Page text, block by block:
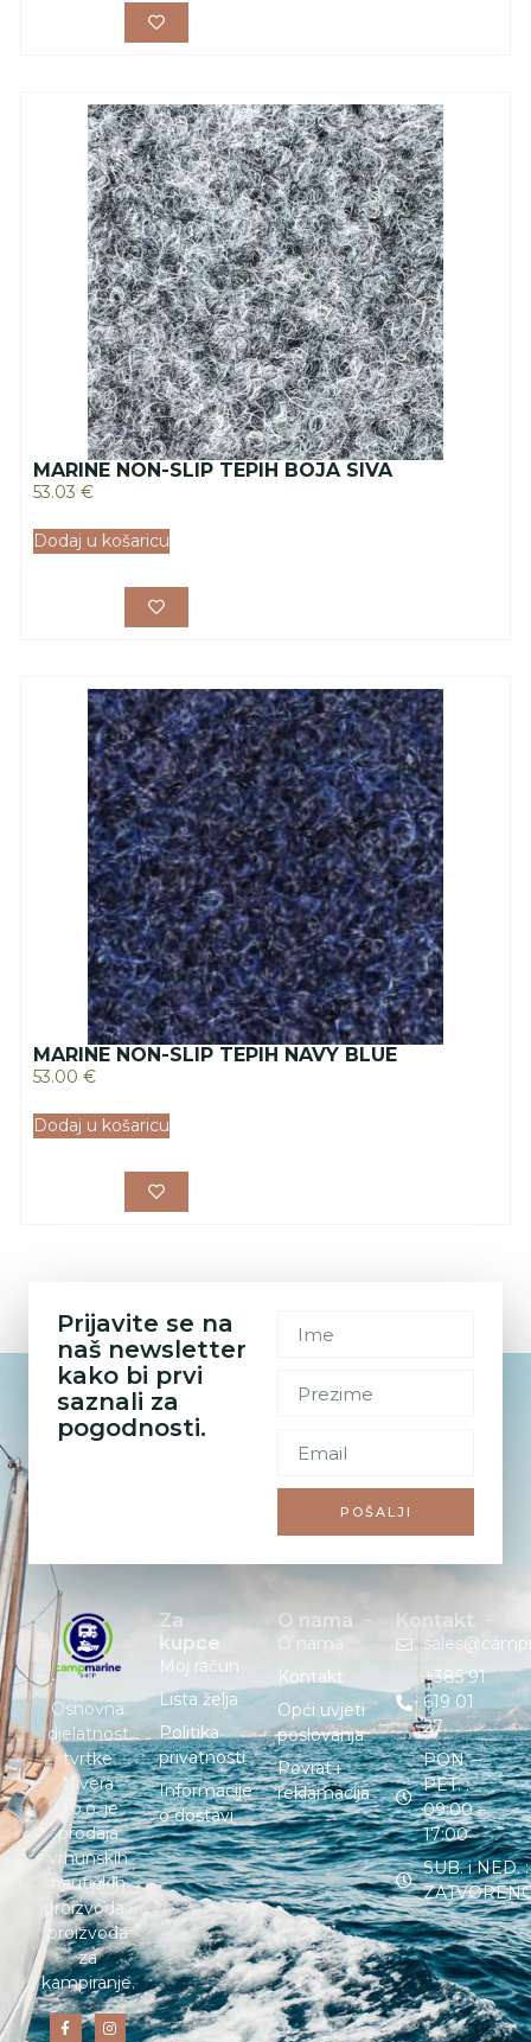
MARINE NON-SLIP TEPIH BOJA SIVA
53.03 €
Dodaj u košaricu
MARINE NON-SLIP TEPIH NAVY BLUE
53.00 €
Dodaj u košaricu
Prijavite se na
naš newsletter
kako bi prvi
saznali za
pogodnosti.
POŠALJI
Osnovna
djelatnost
tvrtke
Nivera
d.o.o. je
prodaja
vrhunskih
nautičkih
proizvoda i
proizvoda
za
kampiranje.
Za
kupce
Moj račun
Lista želja
Politika
privatnosti
Informacije
o dostavi
O nama
O nama
Kontakt
Opći uvjeti
poslovanja
Povrat i
reklamacija
Kontakt
+385 91
619 01
27
PON. –
PET. :
09:00 –
17:00
SUB. i NED. :